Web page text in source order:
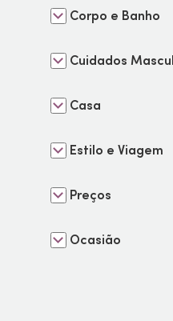
Corpo e Banho
Cuidados
Casa
Estilo e Viagem
Preços
Ocasião